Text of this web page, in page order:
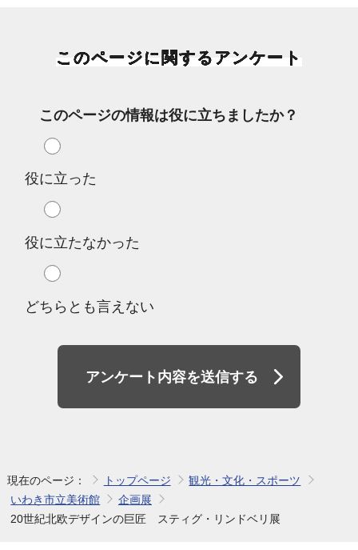
このページに関するアンケート
このページの情報は役に立ちましたか？
役に立った
役に立たなかった
どちらとも言えない
アンケート内容を送信する
現在のページ： トップページ
観光・文化・スポーツ
いわき市立美術館
企画展
20世紀北欧デザインの巨匠 スティグ・リンドベリ展